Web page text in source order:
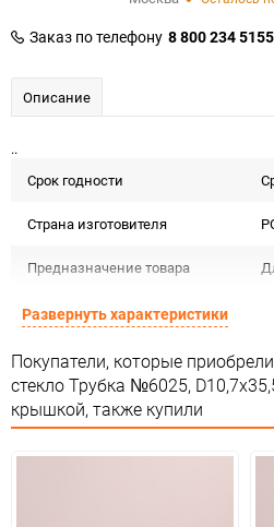
Заказ по телефону 8 800 234 5155
Описание
..
Срок годности
Страна изготовителя
Предназначение товара
Сертификация
Особые условия
Минимальное количество 1
Развернуть характеристики
Покупатели, которые
стекло Трубка №6025,
крышкой, также купили